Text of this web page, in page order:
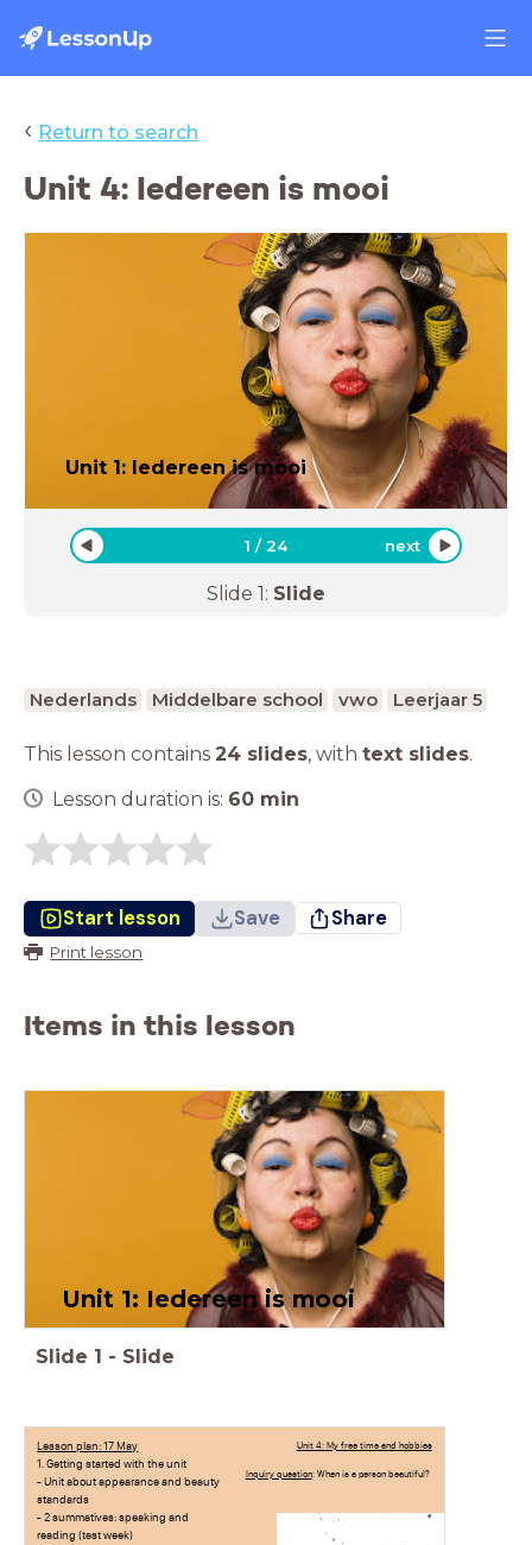
‹ Return to search
Unit 4: Iedereen is mooi
Unit 1: Iedereen is mooi
1 /24 next
Slide 1: Slide
Nederlands Middelbare school vwo Leerjaar 5
This lesson contains 24 slides, with text slides.
Lesson duration is: 60 min
Start lesson Save Share
Print lesson
Items in this lesson
Unit 1: Iedereen is mooi
Slide 1 - Slide
Lesson plan: 17 May
1. Getting started with the unit
- Unit about appearance and beauty
standards
- 2 summatives: speaking and
reading (test week)
Unit 4: My free time and hobbies
Inquiry question: When is a person beautiful?